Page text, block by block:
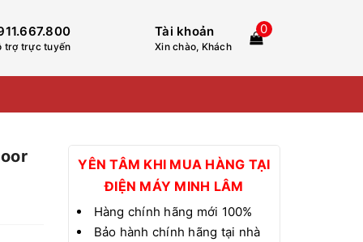
trợ trực tuyến
Tài khoản
Xin chào, Khách
0
YÊN TÂM KHI MUA HÀNG TẠI
ĐIỆN MÁY MINH LÂM
Hàng chính hãng mới 100%
Bảo hành chính hãng tại nhà